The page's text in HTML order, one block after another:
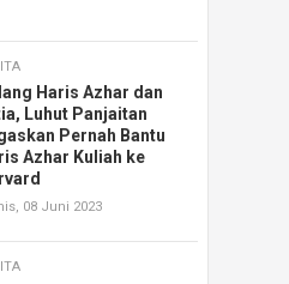
Haris Azhar dan
Luhut Panjaitan
Pernah Bantu
Azhar Kuliah ke
08 Juni 2023